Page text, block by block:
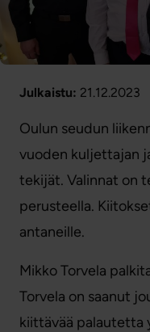
Julkaistu: 21.12.2023
Oulun seudun
vuoden kuljettajan
tekijät. Valinnat on
perusteella.
antaneille.
Mikko Torvela
Torvela on saanut
kiittävää palautetta